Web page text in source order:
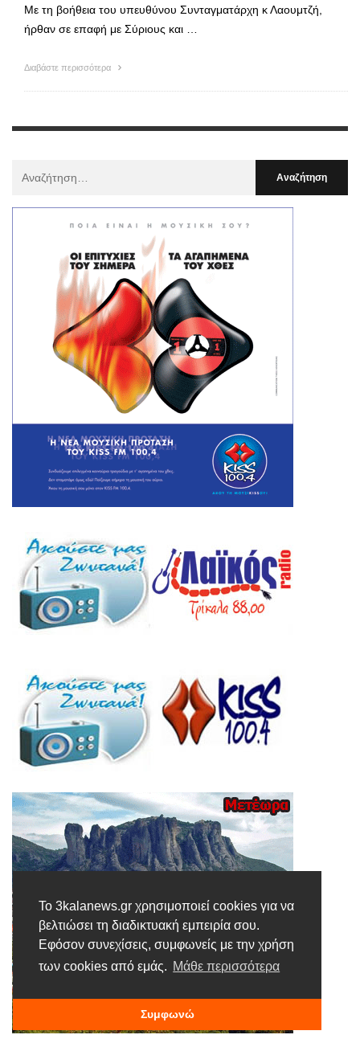
Το 3kalanews.gr χρησιμοποιεί cookies για να
βελτιώσει τη διαδικτυακή εμπειρία σου.
Εφόσον συνεχίσεις, συμφωνείς με την χρήση
των cookies από εμάς. Μάθε περισσότερα
Συμφωνώ
Με τη βοήθεια του υπευθύνου Συνταγματάρχη κ Λαουμτζή,
ήρθαν σε επαφή με Σύριους και …
Διαβάστε περισσότερα
: